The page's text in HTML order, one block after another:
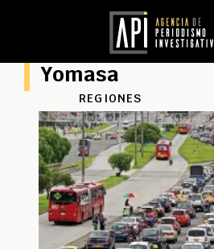
Yomasa
REGIONES